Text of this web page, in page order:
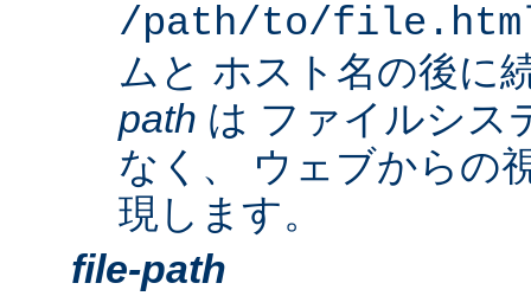
/path/to/
ムと ホスト名の後に
path は ファイルシス
なく、 ウェブからの
現します。
file-path